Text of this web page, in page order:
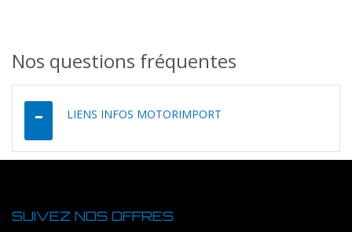
Nos questions fréquentes
LIENS INFOS MOTORIMPORT
SUIVEZ NOS OFFRES